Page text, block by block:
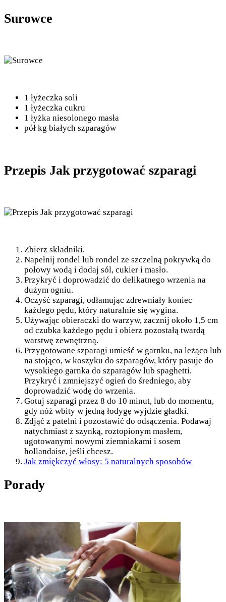
Surowce
1 łyżeczka soli
1 łyżeczka cukru
1 łyżka niesolonego masła
pół kg białych szparagów
Przepis Jak przygotować szparagi
Zbierz składniki.
Napełnij rondel lub rondel ze szczelną pokrywką do
połowy wodą i dodaj sól, cukier i masło.
Przykryć i doprowadzić do delikatnego wrzenia na
dużym ogniu.
Oczyść szparagi, odłamując zdrewniały koniec
każdego pędu, który naturalnie się wygina.
Używając obieraczki do warzyw, zacznij około 1,5 cm
od czubka każdego pędu i obierz pozostałą twardą
warstwę zewnętrzną.
Przygotowane szparagi umieść w garnku, na leżąco lub
na stojąco, w koszyku do szparagów, który pasuje do
wysokiego garnka do szparagów lub spaghetti.
Przykryć i zmniejszyć ogień do średniego, aby
doprowadzić wodę do wrzenia.
Gotuj szparagi przez 8 do 10 minut, lub do momentu,
gdy nóż wbity w jedną łodygę wyjdzie gładki.
Zdjąć z patelni i pozostawić do odsączenia. Podawaj
natychmiast z szynką, roztopionym masłem,
ugotowanymi nowymi ziemniakami i sosem
hollandaise, jeśli chcesz.
Jak zmiękczyć włosy: 5 naturalnych sposobów
Porady